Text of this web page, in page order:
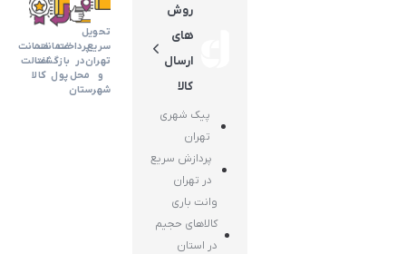
روش
های
ارسال
کالا
پیک شهری
تهران
پردازش سریع
در تهران
وانت باری
کالاهای حجیم
در استان
تحویل
سریع
تهران
و
شهرستان
پرداخت
در
محل
ضمانت
بازگشت
پول
ضمانت
اضالت
کالا